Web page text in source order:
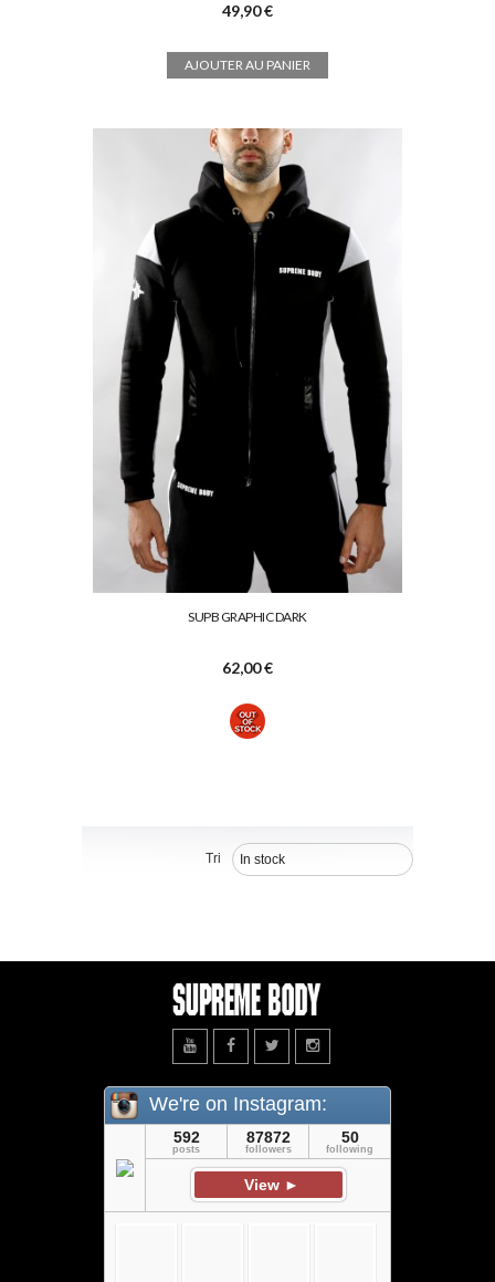
49,90 €
AJOUTER AU PANIER
SUPB GRAPHIC DARK
62,00 €
Tri In stock